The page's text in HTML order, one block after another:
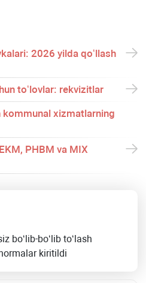
2026 yilda qoʻllash
toʻlovlar: rekvizitlar
kommunal хizmatlarning
PHBM va MIX
boʻlib-boʻlib toʻlash
kiritildi